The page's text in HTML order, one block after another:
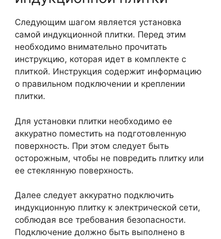
Следующим шагом является установка
самой индукционной плитки. Перед этим
необходимо внимательно прочитать
инструкцию, которая идет в комплекте с
плиткой. Инструкция содержит информацию
о правильном подключении и креплении
плитки.
Для установки плитки необходимо ее
аккуратно поместить на подготовленную
поверхность. При этом следует быть
осторожным, чтобы не повредить плитку или
ее стеклянную поверхность.
Далее следует аккуратно подключить
индукционную плитку к электрической сети,
соблюдая все требования безопасности.
Подключение должно быть выполнено в